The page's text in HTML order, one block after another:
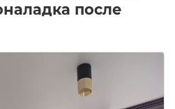
после